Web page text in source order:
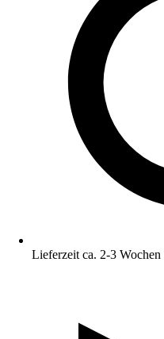
Lieferzeit ca. 2-3 Wochen